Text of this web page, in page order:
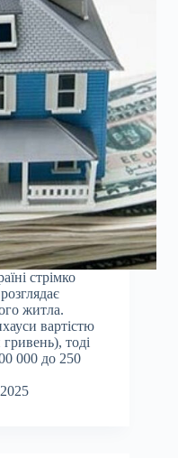
стрімко
житла.
вартістю
тоді
000 до 250